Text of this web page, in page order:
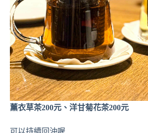
薰衣草茶200元、洋甘菊花茶200元